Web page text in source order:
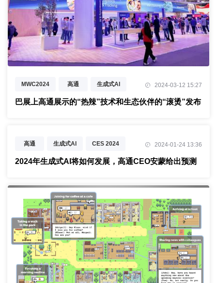
MWC2024 高通 生成式AI
6G
2024-03-12 15:27
巴展上高通展示的“热辣”技术和生态伙伴的“滚烫”发布
高通 生成式AI CES 2024 2024-01-24 13:36
2024年生成式AI将如何发展，高通CEO安蒙给出预测